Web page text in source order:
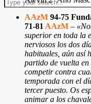
AAzM 94-75
71-81 AAzM –
superior en toda la
nerviosos los dos
habituales, aún así
partido de vuelta en
competir contra
temporada con el
tercer puesto. Os
animar a los